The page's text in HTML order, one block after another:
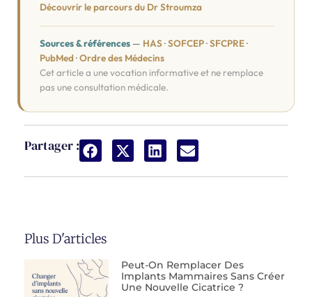
Découvrir le parcours du Dr Stroumza
Sources & références — HAS ·SOFCEP·SFCPRE·
PubMed·Ordre des Médecins
Cet article a une vocation informative et ne remplace
pas une consultation médicale.
Partager :
Plus D'articles
Peut-On Remplacer Des
Implants Mammaires Sans Créer
Une Nouvelle Cicatrice ?